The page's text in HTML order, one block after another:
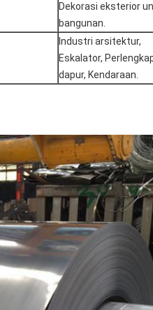
Dekorasi eksterior
bangunan.
Industri arsitektur,
Eskalator,
dapur, Kendaraan.